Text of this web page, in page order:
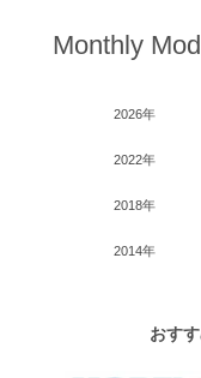
Monthly
2026年
2022年
2018年
2014年
おす